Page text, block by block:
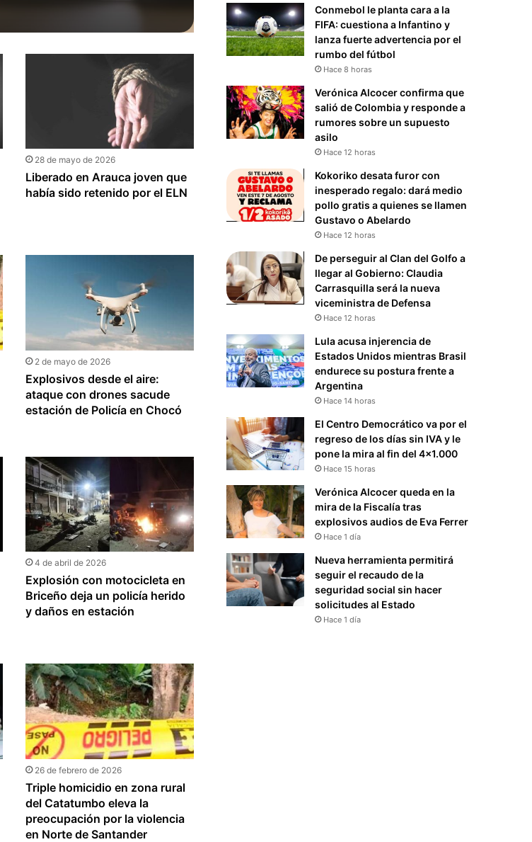
28 de mayo de 2026
Liberado en Arauca joven que
había sido retenido por el ELN
2 de mayo de 2026
Explosivos desde el aire:
ataque con drones sacude
estación de Policía en Chocó
4 de abril de 2026
Explosión con motocicleta en
Briceño deja un policía herido
y daños en estación
26 de febrero de 2026
Triple homicidio en zona rural
del Catatumbo eleva la
preocupación por la violencia
en Norte de Santander
Conmebol le planta cara a la
FIFA: cuestiona a Infantino y
lanza fuerte advertencia por el
rumbo del fútbol
Hace 8 horas
Verónica Alcocer confirma que
salió de Colombia y responde a
rumores sobre un supuesto
asilo
Hace 12 horas
Kokoriko desata furor con
inesperado regalo: dará medio
pollo gratis a quienes se llamen
Gustavo o Abelardo
Hace 12 horas
De perseguir al Clan del Golfo a
llegar al Gobierno: Claudia
Carrasquilla será la nueva
viceministra de Defensa
Hace 12 horas
Lula acusa injerencia de
Estados Unidos mientras Brasil
endurece su postura frente a
Argentina
Hace 14 horas
El Centro Democrático va por el
regreso de los días sin IVA y le
pone la mira al fin del 4×1.000
Hace 15 horas
Verónica Alcocer queda en la
mira de la Fiscalía tras
explosivos audios de Eva Ferrer
Hace 1 día
Nueva herramienta permitirá
seguir el recaudo de la
seguridad social sin hacer
solicitudes al Estado
Hace 1 día